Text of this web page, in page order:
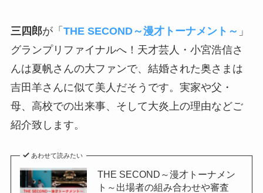
三四郎が「 THE SECOND～漫才トーナメント～ 」
グランプリファイナルへ！天才芸人・小宮浩信さ
んは夏帆さんの大ファンで、結婚された奥さまは
吉田羊さんに似て美人だそうです。実家や父・
母、高校での出来事、そして大炎上の理由などご
紹介致します。
あわせて読みたい
THE SECOND～漫才トーナメン
ト～出場者の組み合わせや審査